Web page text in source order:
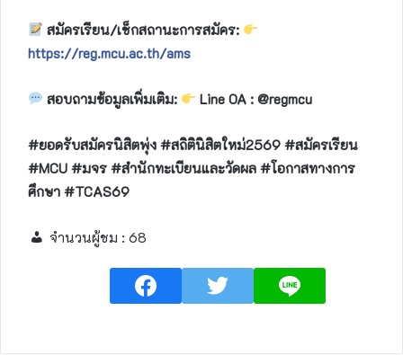
สมัครเรียน/เช็กสถานะการสมัคร:
https://reg.mcu.ac.th/ams
สอบถามข้อมูลเพิ่มเติม: Line OA : @regmcu
#ยอดรับสมัครนิสิตพุ่ง #สถิตินิสิตใหม่2569 #สมัครเรียน
#MCU #มจร #สำนักทะเบียนและวัดผล #โอกาสทางการ
ศึกษา #TCAS69
จำนวนผู้ชม : 68